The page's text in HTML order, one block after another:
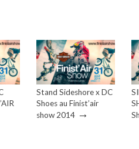
Stand Sideshore x DC
Shoes au Finist’air
show 2014 →